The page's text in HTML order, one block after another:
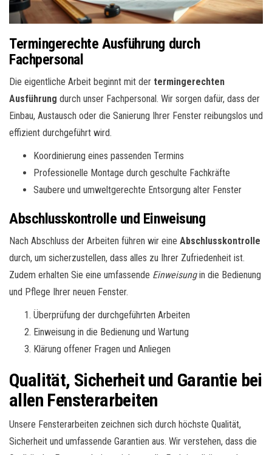
Termingerechte Ausführung durch
Fachpersonal
Die eigentliche Arbeit beginnt mit der termingerechten
Ausführung durch unser Fachpersonal. Wir sorgen dafür, dass der
Einbau, Austausch oder die Sanierung Ihrer Fenster reibungslos und
effizient durchgeführt wird.
Koordinierung eines passenden Termins
Professionelle Montage durch geschulte Fachkräfte
Saubere und umweltgerechte Entsorgung alter Fenster
Abschlusskontrolle und Einweisung
Nach Abschluss der Arbeiten führen wir eine Abschlusskontrolle
durch, um sicherzustellen, dass alles zu Ihrer Zufriedenheit ist.
Zudem erhalten Sie eine umfassende Einweisungin die Bedienung
und Pflege Ihrer neuen Fenster.
Überprüfung der durchgeführten Arbeiten
Einweisung in die Bedienung und Wartung
Klärung offener Fragen und Anliegen
Qualität, Sicherheit und Garantie bei
allen Fensterarbeiten
Unsere Fensterarbeiten zeichnen sich durch höchste Qualität,
Sicherheit und umfassende Garantien aus. Wir verstehen, dass die